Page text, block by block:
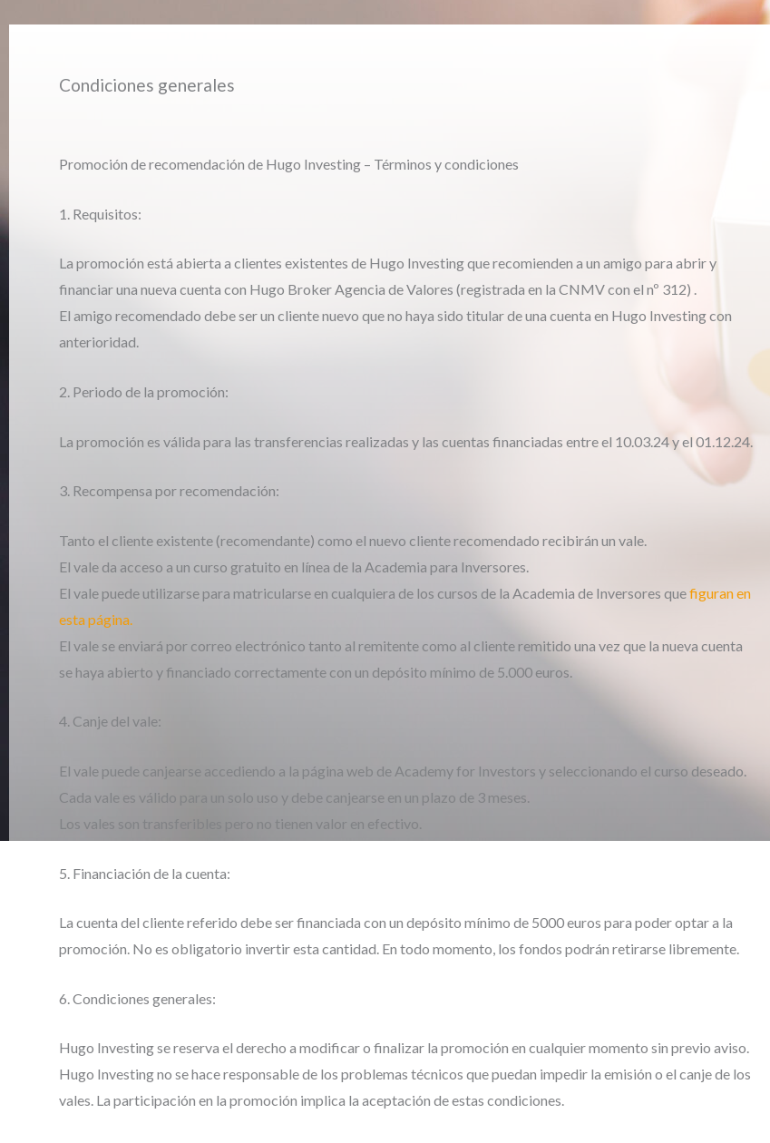
Condiciones generales
Promoción de recomendación de Hugo Investing – Términos y condiciones
1. Requisitos:
La promoción está abierta a clientes existentes de Hugo Investing que recomienden a un amigo para abrir y
financiar una nueva cuenta con Hugo Broker Agencia de Valores (registrada en la CNMV con el nº 312) .
El amigo recomendado debe ser un cliente nuevo que no haya sido titular de una cuenta en Hugo Investing con
anterioridad.
2. Periodo de la promoción:
La promoción es válida para las transferencias realizadas y las cuentas financiadas entre el 10.03.24 y el 01.12.24.
3. Recompensa por recomendación:
Tanto el cliente existente (recomendante) como el nuevo cliente recomendado recibirán un vale.
El vale da acceso a un curso gratuito en línea de la Academia para Inversores.
El vale puede utilizarse para matricularse en cualquiera de los cursos de la Academia de Inversores quefiguran en
esta página.
El vale se enviará por correo electrónico tanto al remitente como al cliente remitido una vez que la nueva cuenta
se haya abierto y financiado correctamente con un depósito mínimo de 5.000 euros.
4. Canje del vale:
El vale puede canjearse accediendo a la página web de Academy for Investors y seleccionando el curso deseado.
Cada vale es válido para un solo uso y debe canjearse en un plazo de 3 meses.
Los vales son transferibles pero no tienen valor en efectivo.
5. Financiación de la cuenta:
La cuenta del cliente referido debe ser financiada con un depósito mínimo de 5000 euros para poder optar a la
promoción. No es obligatorio invertir esta cantidad. En todo momento, los fondos podrán retirarse libremente.
6. Condiciones generales:
Hugo Investing se reserva el derecho a modificar o finalizar la promoción en cualquier momento sin previo aviso.
Hugo Investing no se hace responsable de los problemas técnicos que puedan impedir la emisión o el canje de los
vales. La participación en la promoción implica la aceptación de estas condiciones.